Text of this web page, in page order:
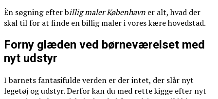
Èn søgning efter billig maler København er alt, hvad der
skal til for at finde en billig maler i vores kære hovedstad.
Forny glæden ved børneværelset med
nyt udstyr
I barnets fantasifulde verden er der intet, der slår nyt
legetøj og udstyr. Derfor kan du med rette kigge efter nyt